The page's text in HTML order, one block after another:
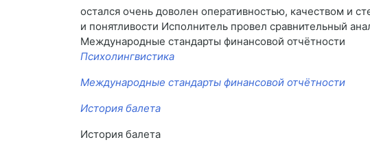
остался очень доволен оперативностью, качеством и
и понятливости Исполнитель провел сравнительный
Международные стандарты финансовой отчётности
Психолингвистика
Международные стандарты финансовой отчётности
История балета
История балета